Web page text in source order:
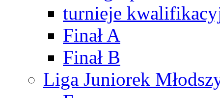
turnieje
Finał A
Finał B
Liga Juniorek